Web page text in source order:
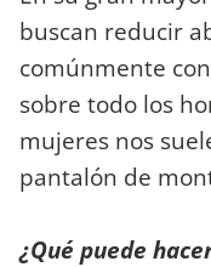
buscan reducir
comúnmente
sobre todo los
mujeres nos
pantalón de
¿Qué puede